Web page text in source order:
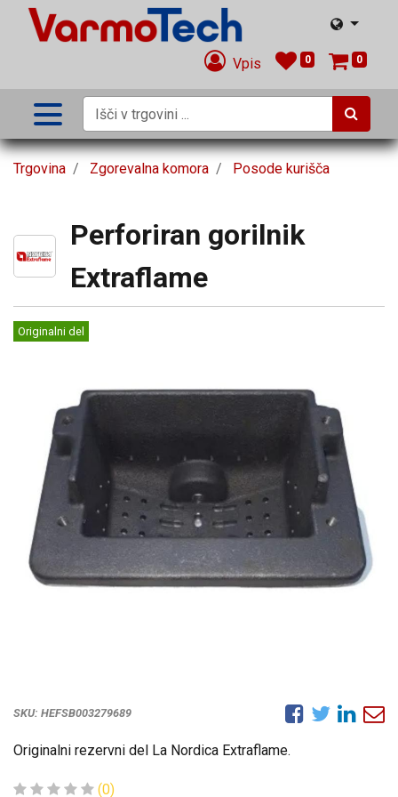
Vpis 0 0
Trgovina Zgorevalna komora Posode kurišča
Perforiran gorilnik
Extraflame
Originalni del
SKU: HEFSB003279689
Originalni rezervni del La Nordica Extraflame.
(0)